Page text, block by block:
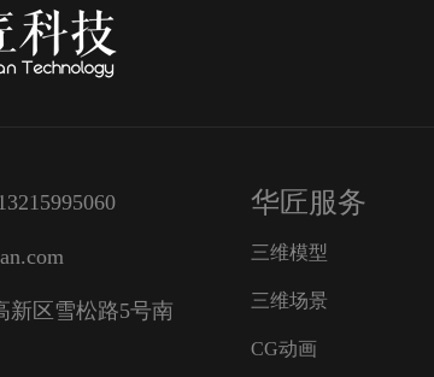
新区雪松路5号南
华匠服务
三维模型
三维场景
CG动画